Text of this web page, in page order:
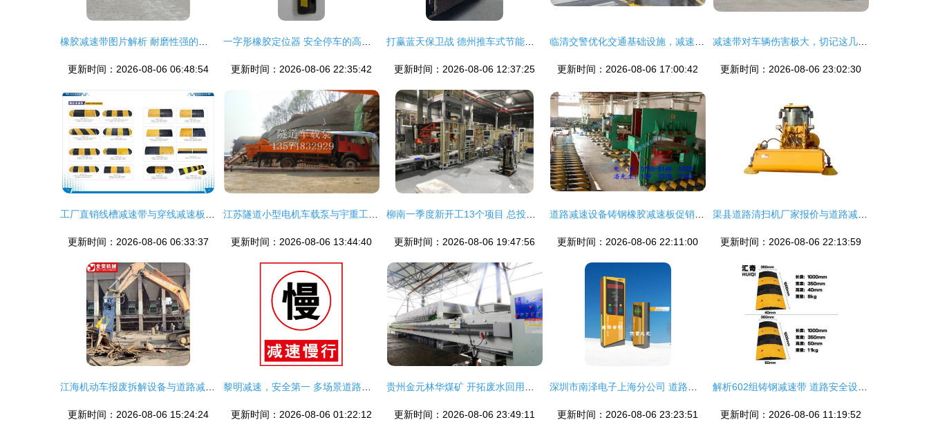
更新时间：2026-08-06 06:48:54 更新时间：2026-08-06 22:35:42 更新时间：2026-08-06 12:37:25 更新时间：2026-08-06 17:00:42 更新时间：2026-08-06 23:02:30
更新时间：2026-08-06 06:33:37 更新时间：2026-08-06 13:44:40 更新时间：2026-08-06 19:47:56 更新时间：2026-08-06 22:11:00 更新时间：2026-08-06 22:13:59
更新时间：2026-08-06 15:24:24 更新时间：2026-08-06 01:22:12 更新时间：2026-08-06 23:49:11 更新时间：2026-08-06 23:23:51 更新时间：2026-08-06 11:19:52